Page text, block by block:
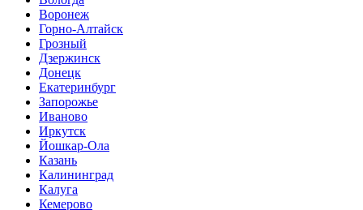
Воронеж
Горно-Алтайск
Грозный
Дзержинск
Донецк
Екатеринбург
Запорожье
Иваново
Иркутск
Йошкар-Ола
Казань
Калининград
Калуга
Кемерово